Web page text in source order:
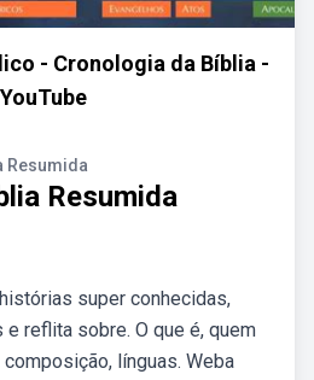
- Cronologia da Bíblia -
YouTube
Resumida
Resumida
super conhecidas,
reflita sobre. O que é, quem
línguas. Weba